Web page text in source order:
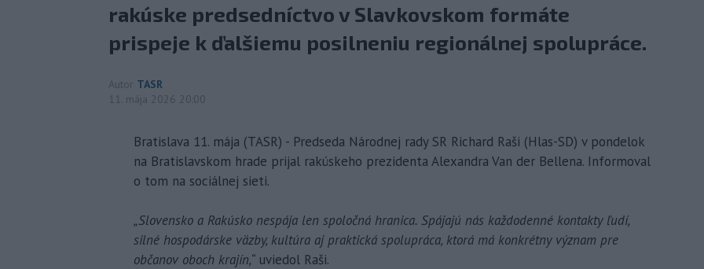
rakúske predsedníctvo v Slavkovskom formáte
prispeje k ďalšiemu posilneniu regionálnej spolupráce.
Autor TASR
11. mája 2026 20:00
Bratislava 11. mája (TASR) - Predseda Národnej rady SR Richard Raši (Hlas-SD) v pondelok
na Bratislavskom hrade prijal rakúskeho prezidenta Alexandra Van der Bellena. Informoval
o tom na sociálnej sieti.
„Slovensko a Rakúsko nespája len spoločná hranica. Spájajú nás každodenné kontakty ľudí,
silné hospodárske väzby, kultúra aj praktická spolupráca, ktorá má konkrétny význam pre
občanov oboch krajín,“ uviedol Raši.